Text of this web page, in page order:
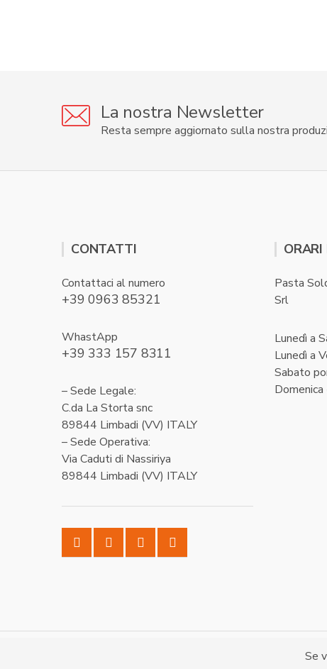
Se
La nostra Newsletter
Resta sempre aggiornato sulla nostra
CONTATTI
Contattaci al numero
+39 0963 85321
WhastApp
+39 333 157 8311
– Sede Legale:
C.da La Storta snc
89844 Limbadi (VV) ITALY
– Sede Operativa:
Via Caduti di Nassiriya
89844 Limbadi (VV) ITALY
Pasta
Srl
Lunedì a
Lunedì a
Sabato
Domenica
- del Gruppo